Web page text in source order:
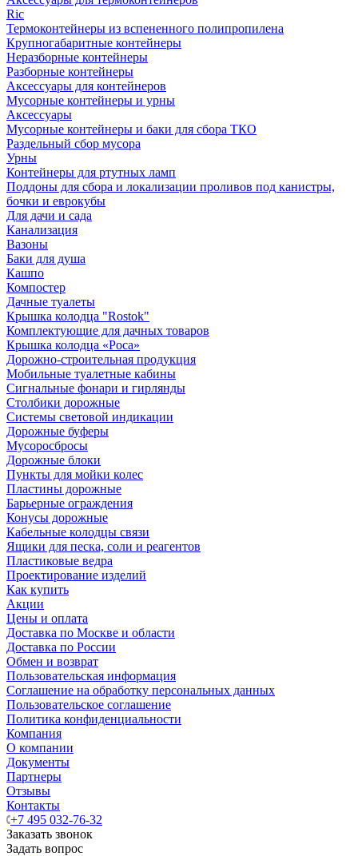
Ric
Термоконтейнеры из вспененного полипропилена
Крупногабаритные контейнеры
Неразборные контейнеры
Разборные контейнеры
Аксессуары для контейнеров
Мусорные контейнеры и урны
Аксессуары
Мусорные контейнеры и баки для сбора ТКО
Раздельный сбор мусора
Урны
Контейнеры для ртутных ламп
Поддоны для сбора и локализации проливов под канистры,
бочки и еврокубы
Для дачи и сада
Канализация
Вазоны
Баки для душа
Кашпо
Компостер
Дачные туалеты
Крышка колодца "Rostok"
Комплектующие для дачных товаров
Крышка колодца «Роса»
Дорожно-строительная продукция
Мобильные туалетные кабины
Сигнальные фонари и гирлянды
Столбики дорожные
Системы световой индикации
Дорожные буферы
Мусоросбросы
Дорожные блоки
Пункты для мойки колес
Пластины дорожные
Барьерные ограждения
Конусы дорожные
Кабельные колодцы связи
Ящики для песка, соли и реагентов
Пластиковые ведра
Проектирование изделий
Как купить
Акции
Цены и оплата
Доставка по Москве и области
Доставка по России
Обмен и возврат
Пользовательская информация
Соглашение на обработку персональных данных
Пользовательское соглашение
Политика конфиденциальности
Компания
О компании
Документы
Партнеры
Отзывы
Контакты
+7 495 032-76-32
Заказать звонок
Задать вопрос